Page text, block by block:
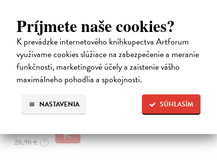
Príjmete naše cookies?
K prevádzke internetového kníhkupectva Artforum
využívame cookies slúžiace na zabezpečenie a meranie
funkčnosti, marketingové účely a zaistenie vášho
maximálneho pohodlia a spokojnosti.
SÚHLASÍM
NASTAVENIA
Alica a hmyz
Dúbravský Andrej| Kniha
Alica je zvedavá mačka, ktorá býva so zvedavým Andrejom. Obaja sú
Na sklade ?
28,90 € ?